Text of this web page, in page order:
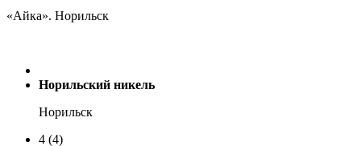
«Айка». Норильск
Норильский никель
Норильск
4 (4)